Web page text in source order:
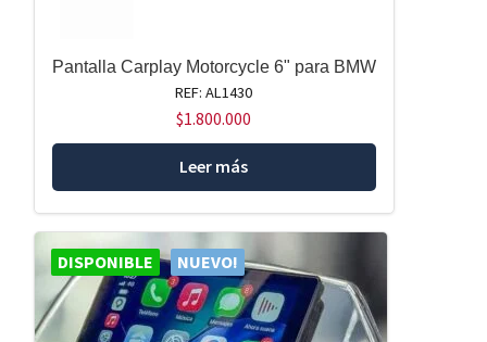
Pantalla Carplay Motorcycle 6" para BMW
REF: AL1430
$1.800.000
Leer más
DISPONIBLE NUEVO!